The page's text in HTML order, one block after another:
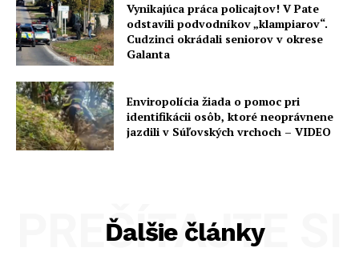
Vynikajúca práca policajtov! V Pate
odstavili podvodníkov „klampiarov“.
Cudzinci okrádali seniorov v okrese
Galanta
Enviropolícia žiada o pomoc pri
identifikácii osôb, ktoré neoprávnene
jazdili v Súľovských vrchoch – VIDEO
Ďalšie články
PREČÍTAJTE SI